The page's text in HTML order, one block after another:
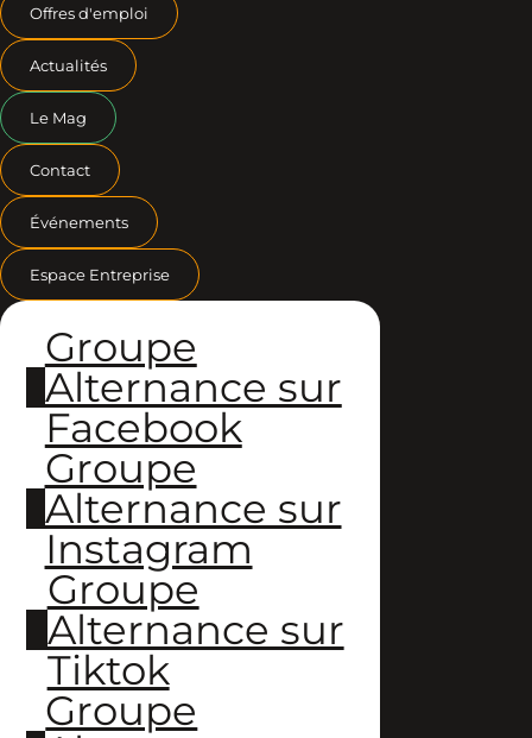
Offres d'emploi
Actualités
Le Mag
Contact
Événements
Espace Entreprise
Groupe
Alternance sur
Facebook
Groupe
Alternance sur
Instagram
Groupe
Alternance sur
Tiktok
Groupe